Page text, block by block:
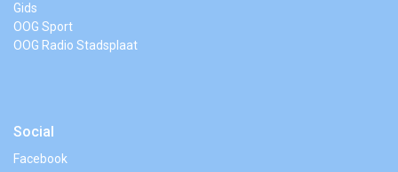
Gids
OOG Sport
OOG Radio Stadsplaat
Social
Facebook